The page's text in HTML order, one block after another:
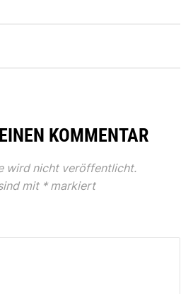
KOMMENTAR
wird nicht veröffentlicht.
mit *markiert